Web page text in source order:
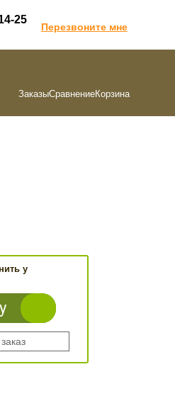
25
Перезвоните мне
ЗаказыСравнениеКорзина
у